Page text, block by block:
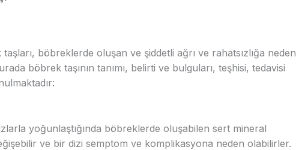
böbreklerde oluşan ve şiddetli ağrı ve rahatsızlığa neden
böbrek taşının tanımı, belirti ve bulguları, teşhisi, tedavisi
yoğunlaştığında böbreklerde oluşabilen sert mineral
ve bir dizi semptom ve komplikasyona neden olabilirler.